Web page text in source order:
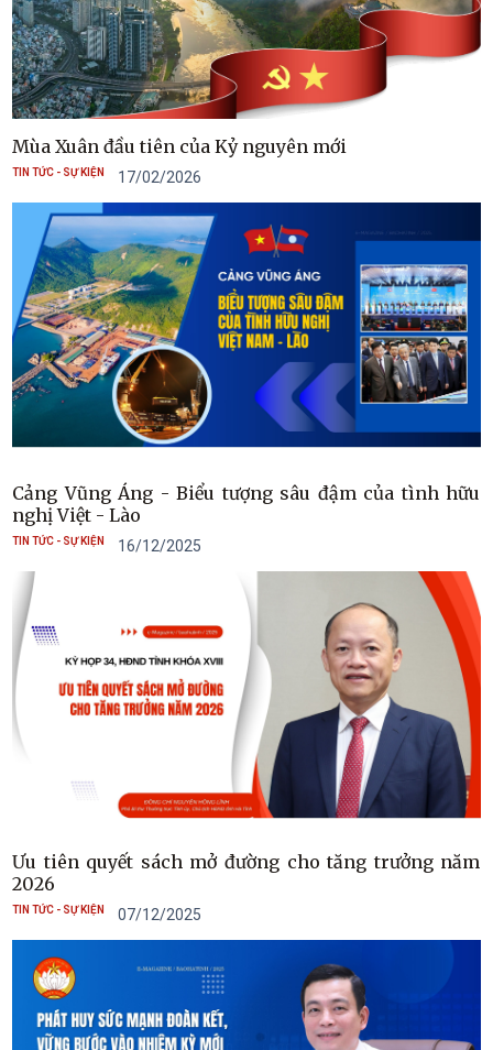
Mùa Xuân đầu tiên của Kỷ nguyên mới
TIN TỨC - SỰ KIỆN 17/02/2026
Cảng Vũng Áng - Biểu tượng sâu đậm của tình hữu
nghị Việt - Lào
TIN TỨC - SỰ KIỆN 16/12/2025
Ưu tiên quyết sách mở đường cho tăng trưởng năm
2026
TIN TỨC - SỰ KIỆN 07/12/2025